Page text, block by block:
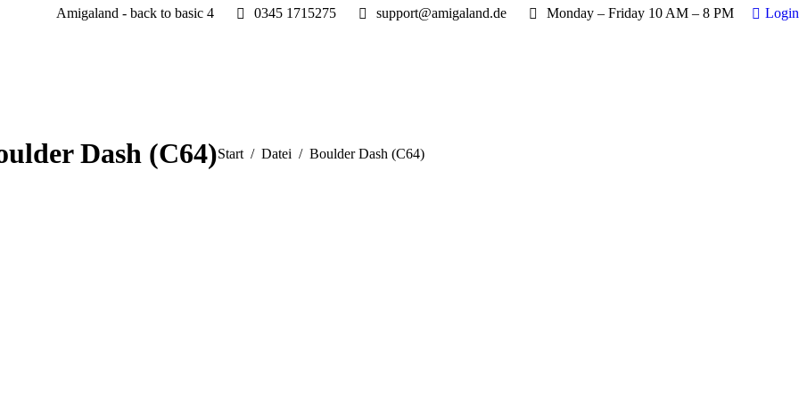
Amigaland - back to basic 4 0345 1715275 support@amigaland.de Monday – Friday 10 AM – 8 PM Login
Dash (C64)Sie befinden sich hier:
Start Datei Boulder Dash (C64)